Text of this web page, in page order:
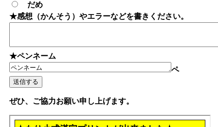
だめ
★感想（かんそう）やエラーなどを書きください。
★ペンネーム
ペ
ぜひ、ご協力お願い申し上げます。